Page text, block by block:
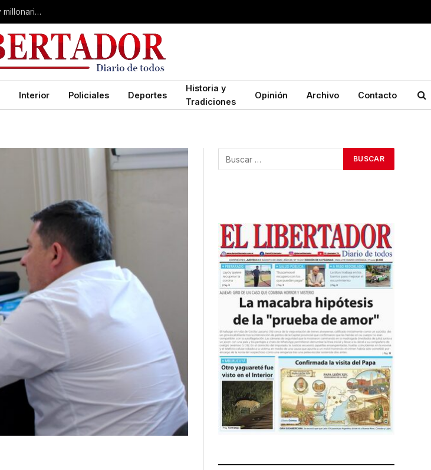
Desarticulan “kiosco” narco en Santa Rosa: cuatro demorados y millonario secuestro de tecnología
Interior Policiales Deportes
Historia y
Tradiciones
Opinión Archivo Contacto